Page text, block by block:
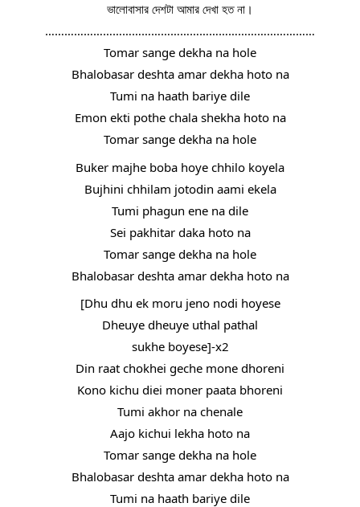
ভালোবাসার দেশটা আমার দেখা হত না।
…………………………………………………………………………
Tomar sange dekha na hole
Bhalobasar deshta amar dekha hoto na
Tumi na haath bariye dile
Emon ekti pothe chala shekha hoto na
Tomar sange dekha na hole
Buker majhe boba hoye chhilo koyela
Bujhini chhilam jotodin aami ekela
Tumi phagun ene na dile
Sei pakhitar daka hoto na
Tomar sange dekha na hole
Bhalobasar deshta amar dekha hoto na
[Dhu dhu ek moru jeno nodi hoyese
Dheuye dheuye uthal pathal
sukhe boyese]-x2
Din raat chokhei geche mone dhoreni
Kono kichu diei moner paata bhoreni
Tumi akhor na chenale
Aajo kichui lekha hoto na
Tomar sange dekha na hole
Bhalobasar deshta amar dekha hoto na
Tumi na haath bariye dile